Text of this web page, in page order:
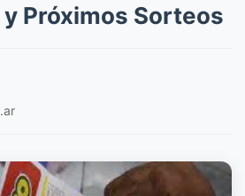
Próximos Sorteos